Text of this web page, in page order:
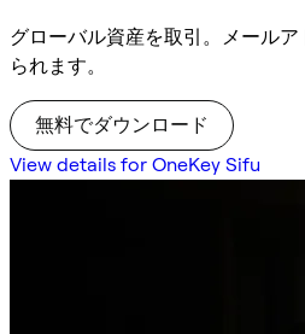
グローバル資産を取引。メール
られます。
無料でダウンロード
View details for OneKey Sifu